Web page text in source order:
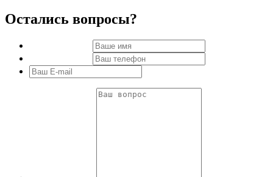
Остались вопросы?